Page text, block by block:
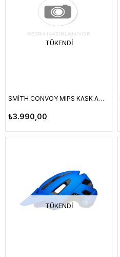
TÜKENDI
SMİTH CONVOY MIPS KASK AMETHYST SMALL 51-55 CM
₺3.990,00
TÜKENDI